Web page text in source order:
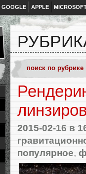
GOOGLE APPLE
2015-02-16 в
популярное,